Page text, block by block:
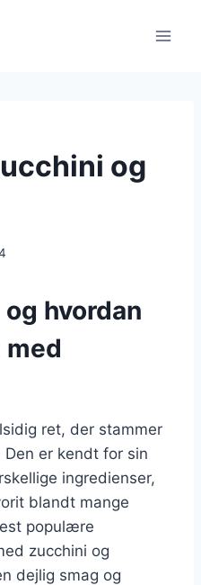
og
hvordan
ret, der stammer
er kendt for sin
ingredienser,
blandt mange
populære
zucchini og
dejlig smag og